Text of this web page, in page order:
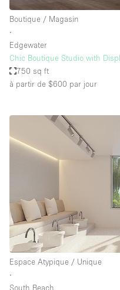
Boutique / Magasin
∙
Edgewater
Chic Boutique Studio with
750 sq ft
à partir de $600 par jour
Espace Atypique / Unique
∙
South Beach